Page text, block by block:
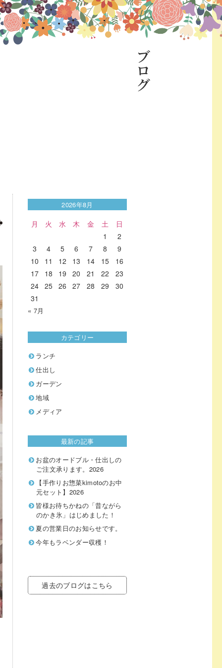
ブログ
2026年8月
月 火 水 木 金 土
日
1
2
3
4 5 6 7 8
9
10
11 12 13 14 15
16
17
18 19 20 21 22
23
24 25 26 27 28 29
30
31
« 7月
カテゴリー
ランチ
仕出し
ガーデン
地域
メディア
最新の記事
お盆のオードブル・仕出しの
ご注文承ります。2026
【手作りお惣菜kimotoのお中
元セット】2026
皆様お待ちかねの「昔ながら
のかき氷」はじめました！
夏の営業日のお知らせです。
今年もラベンダー収穫！
過去のブログはこちら